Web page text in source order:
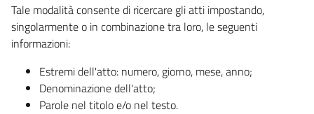
Tale modalità consente di ricercare gli atti impostando,
singolarmente o in combinazione tra loro, le seguenti
informazioni:
Estremi dell'atto: numero, giorno, mese, anno;
Denominazione dell'atto;
Parole nel titolo e/o nel testo.